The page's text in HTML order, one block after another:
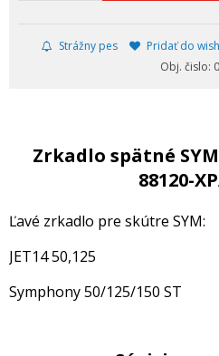
Strážny pes Pridať do
Obj. čislo:
Zrkadlo spätné
88120-
Ľavé zrkadlo pre skútre SYM:
JET14 50,125
Symphony 50/125/150 ST